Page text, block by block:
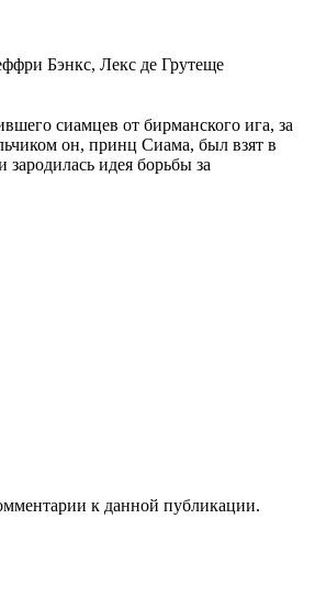
Бэнкс, Лекс де Грутеще
сиамцев от бирманского ига, за
он, принц Сиама, был взят в
идея борьбы за
к данной публикации.